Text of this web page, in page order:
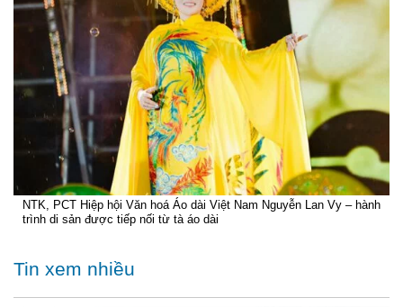
NTK, PCT Hiệp hội Văn hoá Áo dài Việt Nam Nguyễn Lan Vy – hành
trình di sản được tiếp nối từ tà áo dài
Tin xem nhiều